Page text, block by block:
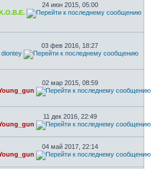
24 июн 2015, 05:00
03 фев 2016, 18:27
diontey
02 мар 2015, 08:59
11 дек 2016, 22:49
04 май 2017, 22:14